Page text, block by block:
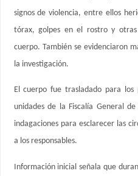
signos de violencia, entre ellos
tórax, golpes en el rostro y
cuerpo. También se evidenciaron
la investigación.
El cuerpo fue trasladado para los
unidades de la Fiscalía General
indagaciones para esclarecer las
a los responsables.
Información inicial señala que